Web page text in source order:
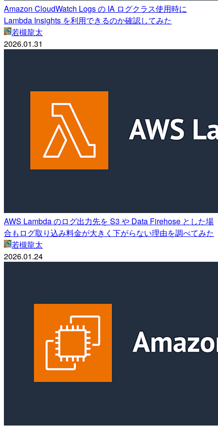
Amazon CloudWatch Logs の IA ログクラス使用時に
Lambda Insights を利用できるのか確認してみた
若槻龍太
2026.01.31
AWS Lambda のログ出力先を S3 や Data Firehose とした場
合もログ取り込み料金が大きく下がらない理由を調べてみた
若槻龍太
2026.01.24